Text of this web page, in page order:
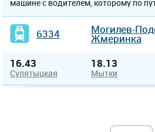
машине с водителем, которому по
6334 Могилев-
Жмеринка
16.43
Сулятыцкая
18.13
Мытки